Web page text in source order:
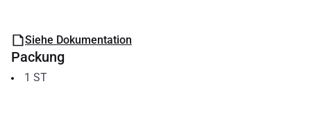
Siehe Dokumentation
Packung
1 ST